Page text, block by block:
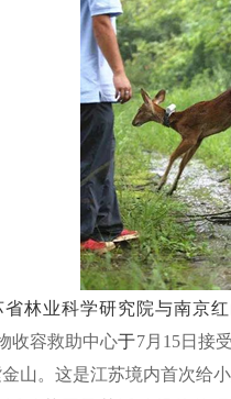
林业科学研究院与南京
收容救助中心于7月15日接
山。这是江苏境内首次给